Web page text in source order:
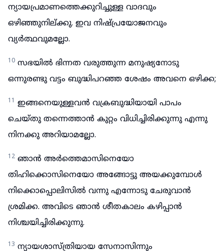
ന്യായപ്രമാണത്തെക്കുറിച്ചുള്ള വാദവും
ഒഴിഞ്ഞുനില്ക്കു. ഇവ നിഷ്പ്രയോജനവും
വ്യർത്ഥവുമല്ലോ.
10 സഭയിൽ ഭിന്നത വരുത്തുന്ന മനുഷ്യനോടു
ഒന്നുരണ്ടു വട്ടം ബുദ്ധിപറഞ്ഞ ശേഷം അവനെ ഒഴിക്ക;
11 ഇങ്ങനെയുള്ളവൻ വക്രബുദ്ധിയായി പാപം
ചെയ്തു തന്നെത്താൻ കുറ്റം വിധിച്ചിരിക്കുന്നു എന്നു
നിനക്കു അറിയാമല്ലോ.
12 ഞാൻ അർത്തെമാസിനെയോ
തിഹിക്കൊസിനെയോ അങ്ങോട്ടു അയക്കുമ്പോൾ
നിക്കൊപ്പൊലിസിൽ വന്നു എന്നോടു ചേരുവാൻ
ശ്രമിക്ക. അവിടെ ഞാൻ ശീതകാലം കഴിപ്പാൻ
നിശ്ചയിച്ചിരിക്കുന്നു.
13 ന്യായശാസ്ത്രിയായ സേനാസിന്നും